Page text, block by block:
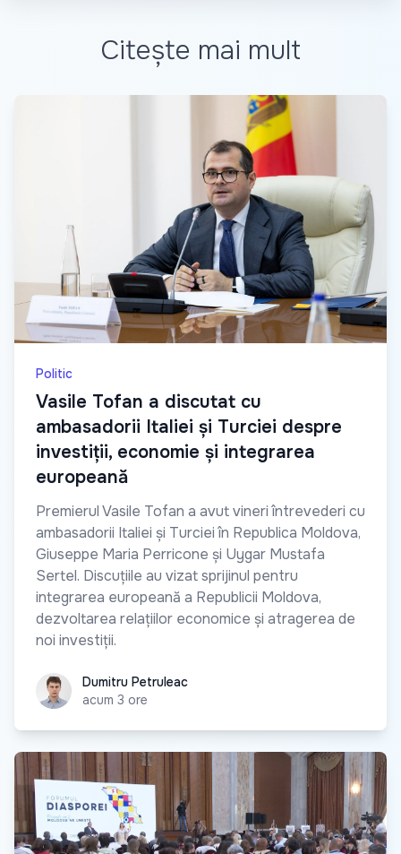
Citește mai mult
Politic
Vasile Tofan a discutat cu
ambasadorii Italiei și Turciei despre
investiții, economie și integrarea
europeană
Premierul Vasile Tofan a avut vineri întrevederi cu
ambasadorii Italiei și Turciei în Republica Moldova,
Giuseppe Maria Perricone și Uygar Mustafa
Sertel. Discuțiile au vizat sprijinul pentru
integrarea europeană a Republicii Moldova,
dezvoltarea relațiilor economice și atragerea de
noi investiții.
Dumitru Petruleac
Dumitru Petruleac
acum 3 ore